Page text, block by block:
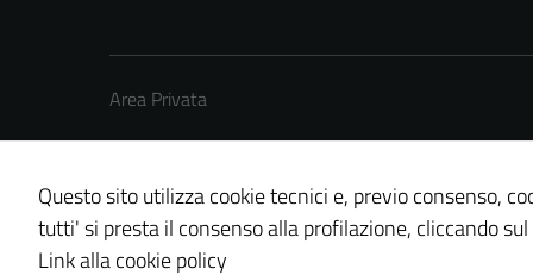
Area Privata
Credits: © Technical Design s.r.l.
Questo sito utilizza cookie tecnici e, previo consenso,
tutti' si presta il consenso alla profilazione, cliccando
Link alla cookie policy